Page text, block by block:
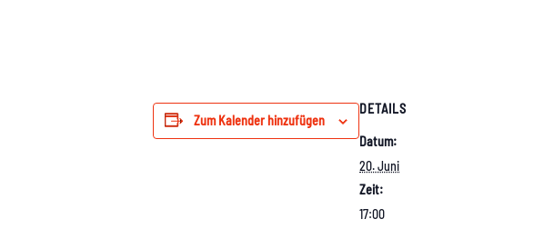
Zum Kalender hinzufügen
DETAILS
Datum:
20. Juni
Zeit:
17:00